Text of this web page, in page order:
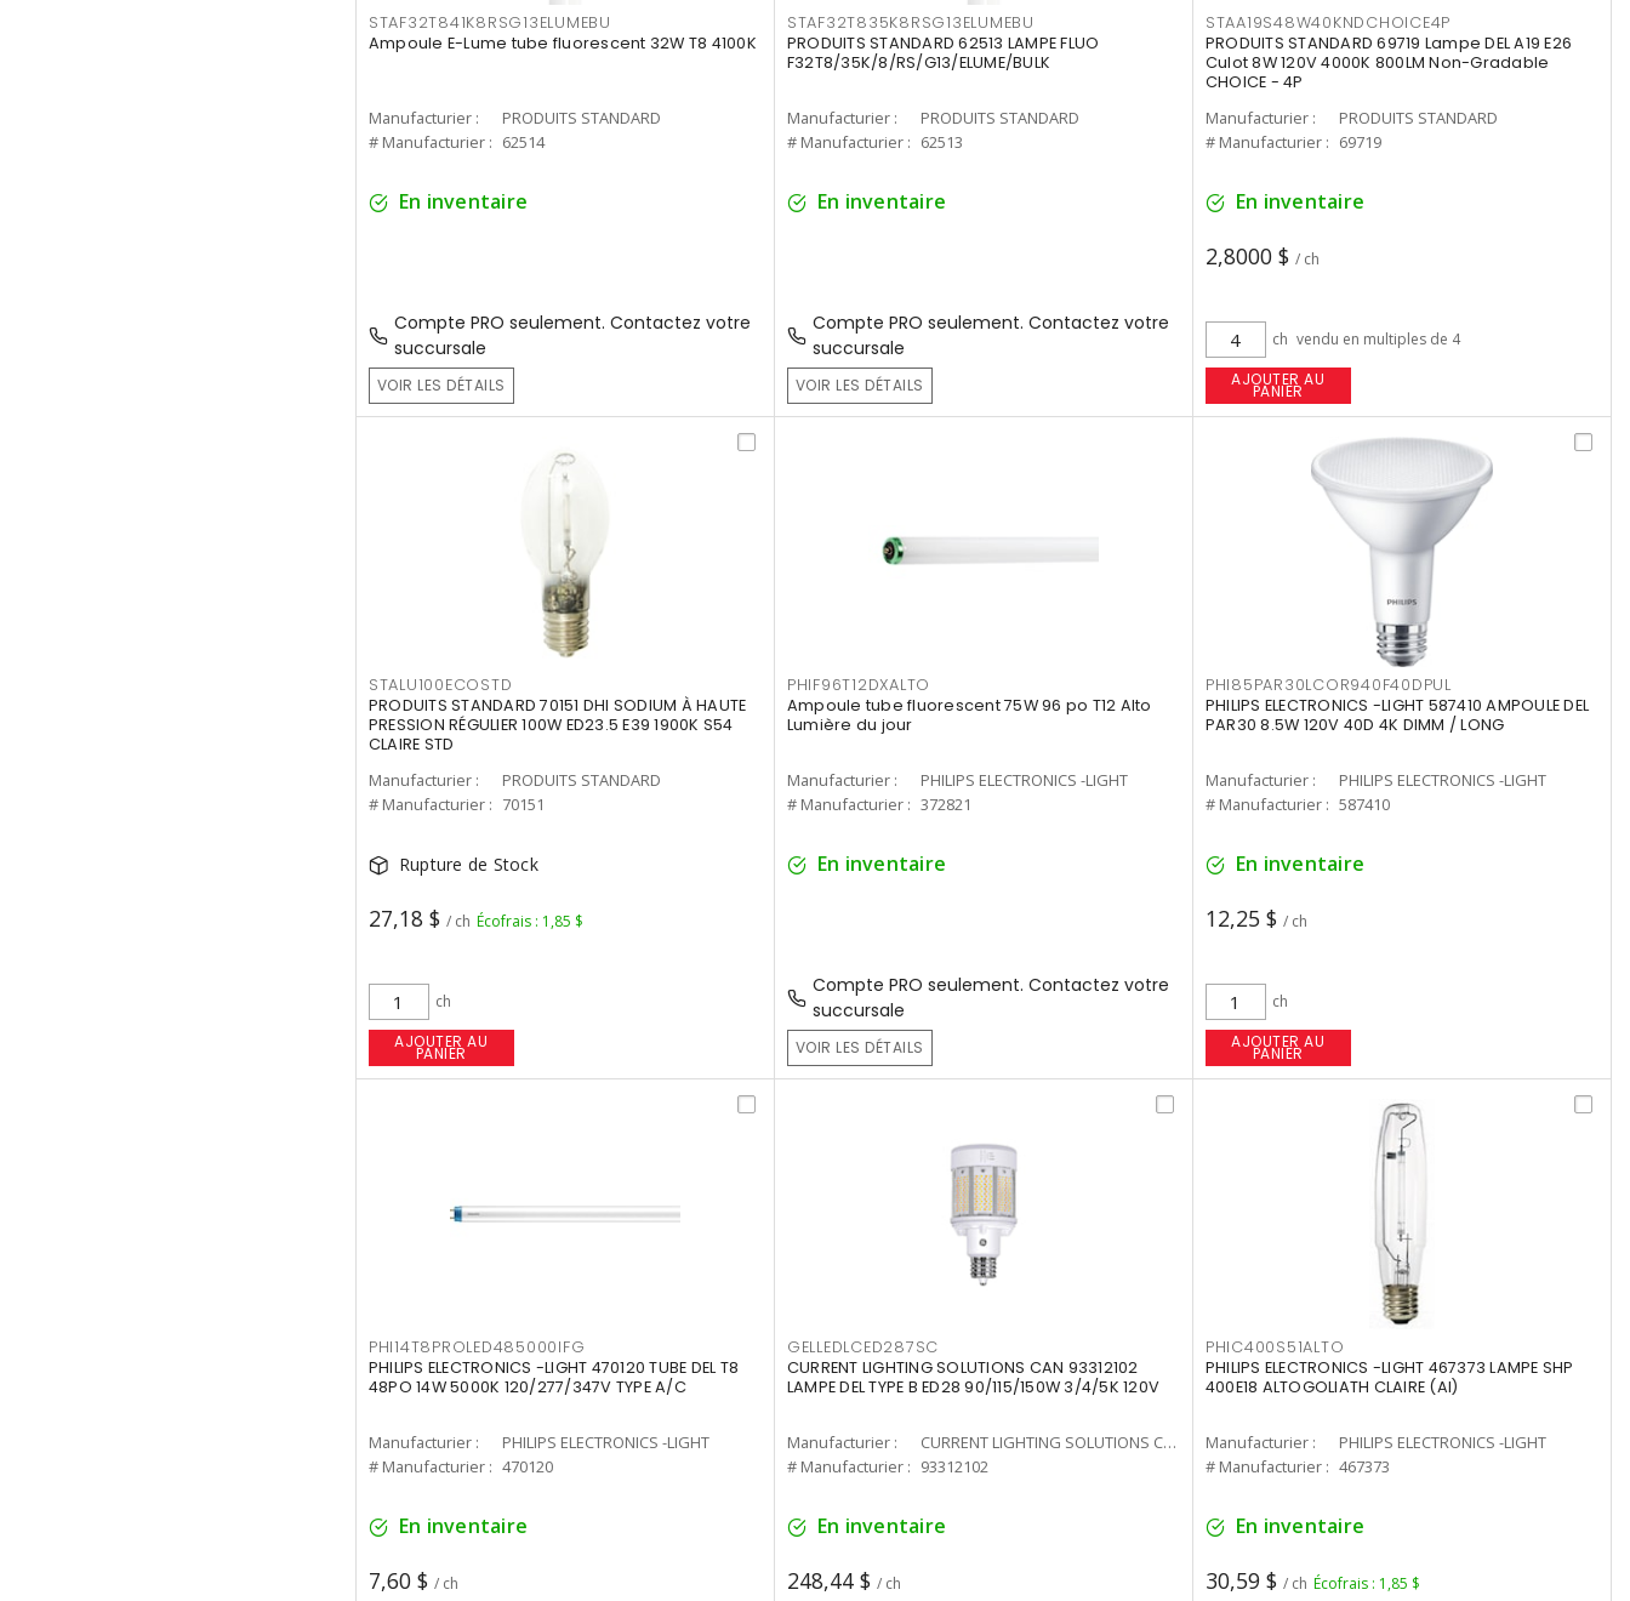
STAF32T841K8RSG13ELUMEBU
Ampoule E-Lume tube fluorescent 32W T8 4100K
Manufacturier :
PRODUITS STANDARD
# Manufacturier : 62514
En inventaire
Compte PRO seulement. Contactez votre
succursale
VOIR LES DÉTAILS
STAF32T835K8RSG13ELUMEBU
PRODUITS STANDARD 62513 LAMPE FLUO
F32T8/35K/8/RS/G13/ELUME/BULK
Manufacturier :
PRODUITS STANDARD
# Manufacturier : 62513
En inventaire
Compte PRO seulement. Contactez votre
succursale
VOIR LES DÉTAILS
STAA19S48W40KNDCHOICE4P
PRODUITS STANDARD 69719 Lampe DEL A19 E26
Culot 8W 120V 4000K 800LM Non-Gradable
CHOICE - 4P
Manufacturier :
PRODUITS STANDARD
# Manufacturier : 69719
En inventaire
2,8000 $ / ch
ch vendu en multiples de 4
AJOUTER AU
PANIER
STALU100ECOSTD
PRODUITS STANDARD 70151 DHI SODIUM À HAUTE
PRESSION RÉGULIER 100W ED23.5 E39 1900K S54
CLAIRE STD
Manufacturier :
PRODUITS STANDARD
# Manufacturier : 70151
Rupture de Stock
27,18 $ / ch Écofrais : 1,85 $
ch
AJOUTER AU
PANIER
PHIF96T12DXALTO
Ampoule tube fluorescent 75W 96 po T12 Alto
Lumière du jour
Manufacturier :
PHILIPS ELECTRONICS -LIGHT
# Manufacturier : 372821
En inventaire
Compte PRO seulement. Contactez votre
succursale
VOIR LES DÉTAILS
PHI85PAR30LCOR940F40DPUL
PHILIPS ELECTRONICS -LIGHT 587410 AMPOULE DEL
PAR30 8.5W 120V 40D 4K DIMM / LONG
Manufacturier :
PHILIPS ELECTRONICS -LIGHT
# Manufacturier : 587410
En inventaire
12,25 $ / ch
ch
AJOUTER AU
PANIER
PHI14T8PROLED485000IFG
PHILIPS ELECTRONICS -LIGHT 470120 TUBE DEL T8
48PO 14W 5000K 120/277/347V TYPE A/C
Manufacturier :
PHILIPS ELECTRONICS -LIGHT
# Manufacturier : 470120
En inventaire
7,60 $ / ch
GELLEDLCED287SC
CURRENT LIGHTING SOLUTIONS CAN 93312102
LAMPE DEL TYPE B ED28 90/115/150W 3/4/5K 120V
Manufacturier :
CURRENT LIGHTING SOLUTIONS CAN
# Manufacturier : 93312102
En inventaire
248,44 $ / ch
PHIC400S51ALTO
PHILIPS ELECTRONICS -LIGHT 467373 LAMPE SHP
400E18 ALTOGOLIATH CLAIRE (AI)
Manufacturier :
PHILIPS ELECTRONICS -LIGHT
# Manufacturier : 467373
En inventaire
30,59 $ / ch Écofrais : 1,85 $